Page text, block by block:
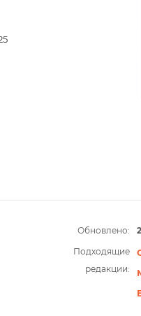
Обновлено:
Подходящие
редакции: